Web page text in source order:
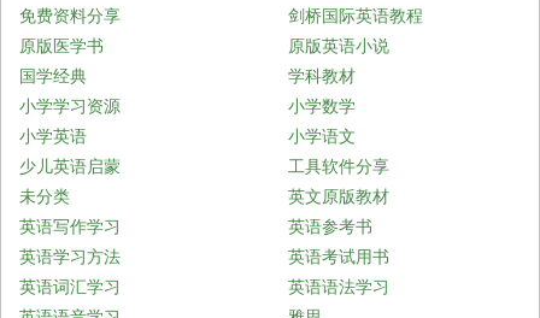
免费资料分享
剑桥国际英语教程
原版医学书
原版英语小说
国学经典
学科教材
小学学习资源
小学数学
小学英语
小学语文
少儿英语启蒙
工具软件分享
未分类
英文原版教材
英语写作学习
英语参考书
英语学习方法
英语考试用书
英语词汇学习
英语语法学习